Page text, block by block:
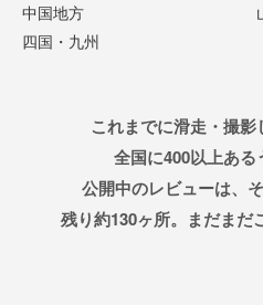
中国地方
四国・九州
これまでに滑走・撮
全国に400以上ある
公開中のレビューは、
残り約130ヶ所。まだまだ